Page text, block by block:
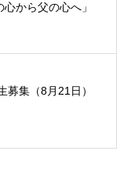
から父の心へ」
募集（8月21日）